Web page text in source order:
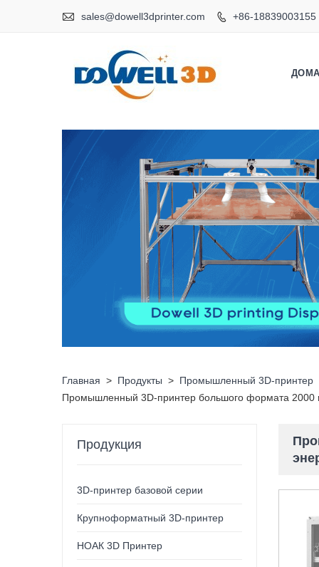
 sales@dowell3dprinter.com  +86-18839003155
ДОМА
Главная > Продукты > Промышленный 3D-принтер
Промышленный 3D-принтер большого формата 2000
Продукция
3D-принтер базовой серии
Крупноформатный 3D-принтер
НОАК 3D Принтер